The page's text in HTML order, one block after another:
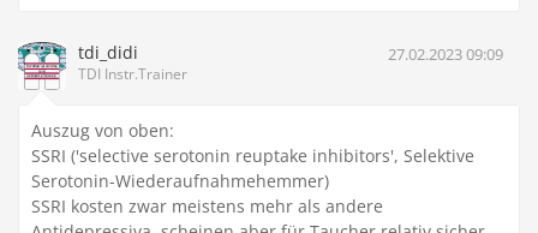
tdi_didi
TDI Instr.Trainer
27.02.2023 09:09
Auszug von oben:
SSRI ('selective serotonin reuptake inhibitors', Selektive
Serotonin-Wiederaufnahmehemmer)
SSRI kosten zwar meistens mehr als andere